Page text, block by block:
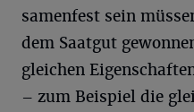
samenfest sein
dem Saatgut
gleichen
– zum Beispiel die